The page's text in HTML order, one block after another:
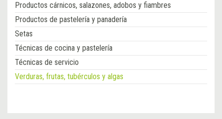
Productos cárnicos, salazones, adobos y fiambres
Productos de pastelería y panadería
Setas
Técnicas de cocina y pastelería
Técnicas de servicio
Verduras, frutas, tubérculos y algas